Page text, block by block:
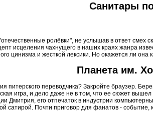
Санитары
ролёвки", не услышав в ответ смех
исцеления чахнущего в наших краях жанра
цинизма и жесткой лексики. Но окажется ли она
Планета им.
питерского переводчика? Закройте браузер.
игра, и дело даже не в том, что ее сюжет
Дмитрия, его отпечаток в индустрии
сатирой. Почти приговор для фанатов - событие,